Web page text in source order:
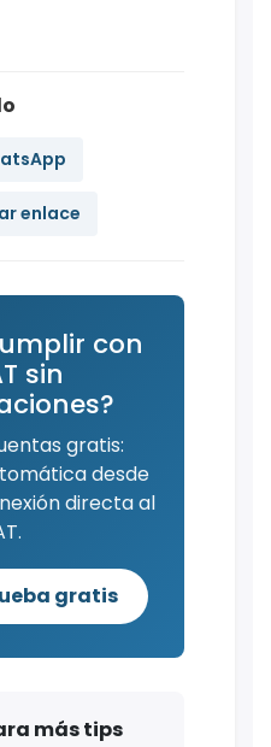
enlace
con
sin
gratis:
desde
directa al
gratis
más tips